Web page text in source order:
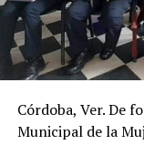
Córdoba, Ver. De
Municipal de la